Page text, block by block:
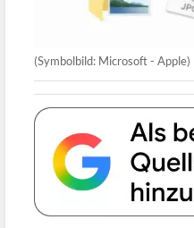
(Symbolbild: Microsoft - Apple)